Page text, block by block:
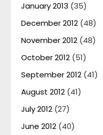
January 2013 (35)
December 2012 (48)
November 2012 (48)
October 2012 (51)
September 2012 (41)
August 2012 (41)
July 2012 (27)
June 2012 (40)